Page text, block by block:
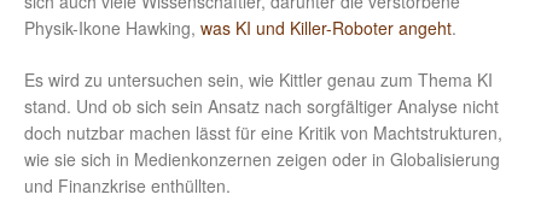
Physik-Ikone Hawking, was KI und Killer-Roboter angeht.
Es wird zu untersuchen sein, wie Kittler genau zum Thema KI
stand. Und ob sich sein Ansatz nach sorgfältiger Analyse nicht
doch nutzbar machen lässt für eine Kritik von Machtstrukturen,
wie sie sich in Medienkonzernen zeigen oder in Globalisierung
und Finanzkrise enthüllten.